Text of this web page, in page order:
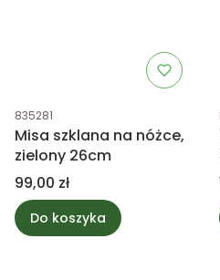
Kod produktu
835281
Misa szklana na nóżce,
zielony 26cm
Cena
99,00 zł
Do koszyka